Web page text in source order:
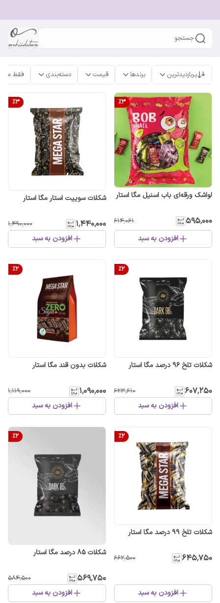
جستجو
پربازدیدترین برندها قیمت دسته‌بندی فقط
%3
لواشک ورقه‌ای باب اسنیل مگا استار
۵۹۵٬۰۰۰ ۶۱۴٬۰۶۱
افزودن به سبد
%3
شکلات سوییت استار مگا استار
۱٬۴۴۰٬۰۰۰ ۱٬۴۹۰٬۰۰۰
افزودن به سبد
%2
شکلات تلخ 96 درصد مگا استار
۶۰۷٬۲۵۰ ۶۲۳٬۶۱۰
افزودن به سبد
%2
شکلات بدون قند مگا استار
۱٬۰۹۰٬۰۰۰ ۱٬۱۱۹٬۰۰۰
افزودن به سبد
%2
شکلات تلخ 99 درصد مگا استار
۶۴۵٬۷۵۰ ۶۶۲٬۵۰۰
افزودن به سبد
%2
شکلات 85 درصد مگا استار
۵۶۹٬۷۵۰ ۵۸۴٬۵۰۰
افزودن به سبد